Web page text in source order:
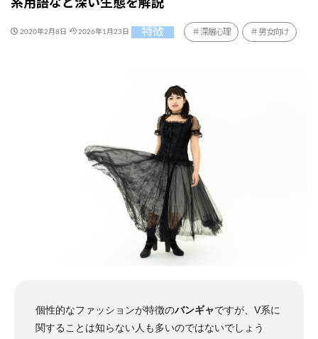
系用語など深い生態を解説
2020年2月8日 2026年1月23日 特徴 深層心理 男女向け
個性的なファッションが特徴のバンギャですが、V系に
関することは知らない人も多いのではないでしょう